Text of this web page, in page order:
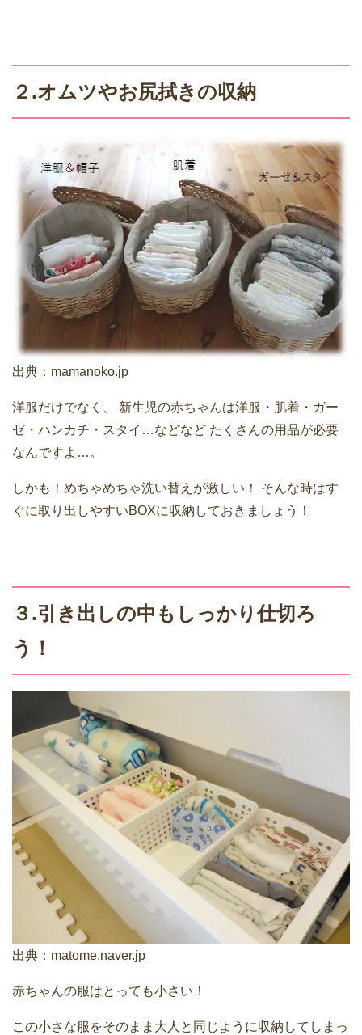
２.オムツやお尻拭きの収納
出典： mamanoko.jp
洋服だけでなく、
新生児の赤ちゃんは洋服・肌着・ガー
ゼ・ハンカチ・スタイ…などなど たくさんの用品が必要
なんですよ…。
しかも！めちゃめちゃ洗い替えが激しい！
そんな時はす
ぐに取り出しやすいBOXに収納しておきましょう！
３.引き出しの中もしっかり仕切ろ
う！
出典： matome.naver.jp
赤ちゃんの服はとっても小さい！
この小さな服をそのまま大人と同じように収納してしまっ